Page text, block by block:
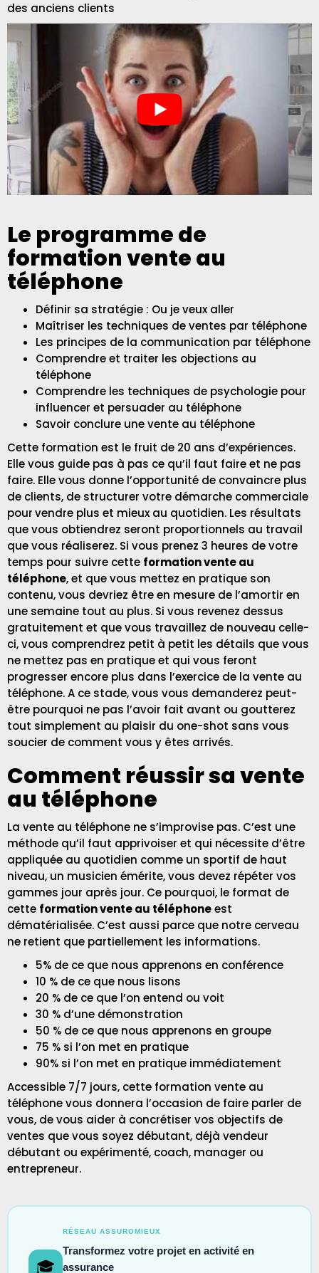
des anciens clients
Le programme de
formation vente au
téléphone
Définir sa stratégie : Ou je veux aller
Maîtriser les techniques de ventes par téléphone
Les principes de la communication par téléphone
Comprendre et traiter les objections au
téléphone
Comprendre les techniques de psychologie pour
influencer et persuader au téléphone
Savoir conclure une vente au téléphone
Cette formation est le fruit de 20 ans d’expériences.
Elle vous guide pas à pas ce qu’il faut faire et ne pas
faire. Elle vous donne l’opportunité de convaincre plus
de clients, de structurer votre démarche commerciale
pourvendre plus et mieux au quotidien. Les résultats
que vous obtiendrez seront proportionnels au travail
que vous réaliserez. Si vous prenez 3 heures de votre
temps pour suivre cette formation vente au
téléphone, et que vous mettez en pratique son
contenu, vous devriez être en mesure de l’amortir en
une semaine tout au plus. Si vous revenez dessus
gratuitement et que vous travaillez de nouveau celle-
ci, vous comprendrez petit à petit les détails que vous
ne mettez pas en pratique et qui vous feront
progresser encore plus dans l’exercice de la vente au
téléphone. A ce stade, vous vous demanderez peut-
être pourquoi ne pas l’avoir fait avant ou goutterez
tout simplement au plaisir du one-shot sans vous
soucier de comment vous y êtes arrivés.
Comment réussir sa vente
au téléphone
La vente au téléphone ne s’improvise pas. C’est une
méthode qu’il faut apprivoiser et qui nécessite d’être
appliquée au quotidien comme un sportif de haut
niveau, un musicien émérite, vous devez répéter vos
gammes jour après jour. Ce pourquoi, le format de
cette formation vente au téléphoneest
dématérialisée. C’est aussi parce que notre cerveau
ne retient que partiellement les informations.
5% de ce que nous apprenons en conférence
10 % de ce que nous lisons
20 % de ce que l’on entend ou voit
30 % d’une démonstration
50 % de ce que nous apprenons en groupe
75 % si l’on met en pratique
90% si l’on met en pratique immédiatement
Accessible 7/7 jours, cette formation vente au
téléphone vous donnera l’occasion de faire parler de
vous, de vous aider à concrétiser vos objectifs de
ventes que vous soyez débutant, déjà vendeur
débutant ou expérimenté, coach, manager ou
entrepreneur.
🎓
RÉSEAU ASSUROMIEUX
Transformez votre projet en activité en
assurance